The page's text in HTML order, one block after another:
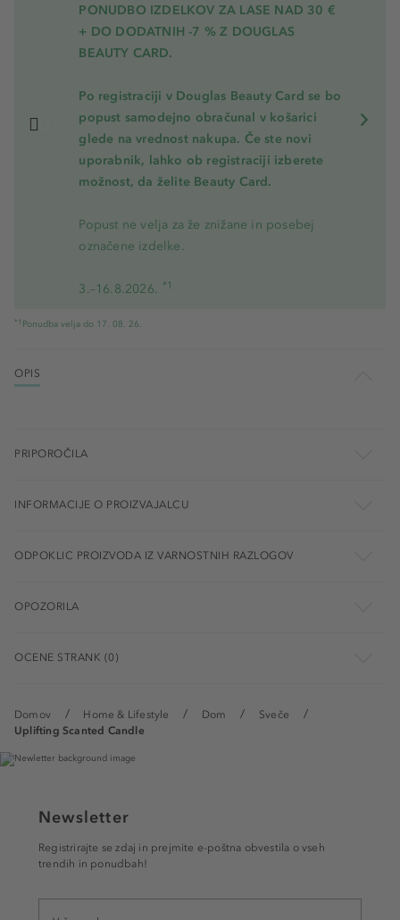
Domov Home & Lifestyle Dom
Sveče
Uplifting Scanted Candle
PONUDBO IZDELKOV ZA LASE NAD 30 €
+ DO DODATNIH -7 % Z DOUGLAS
BEAUTY CARD.
Po registraciji v Douglas Beauty Card se bo
popust samodejno obračunal v košarici
glede na vrednost nakupa. Če ste novi
uporabnik, lahko ob registraciji izberete
možnost, da želite Beauty Card.
Popust ne velja za že znižane in posebej
označene izdelke.
3.–16.8.2026. *1
*1 Ponudba velja do 17. 08. 26.
OPIS
PRIPOROČILA
INFORMACIJE O PROIZVAJALCU
ODPOKLIC PROIZVODA IZ VARNOSTNIH RAZLOGOV
OPOZORILA
OCENE STRANK (0)
Newsletter
Registrirajte se zdaj in prejmite e-poštna obvestila o vseh
trendih in ponudbah!